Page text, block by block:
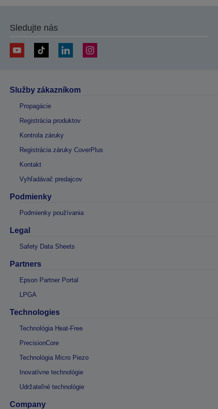
Sledujte nás
Služby zákazníkom
Propagácie
Registrácia produktov
Kontrola záruky
Registrácia záruky CoverPlus
Kontakt
Vyhľadávač predajcov
Podmienky
Podmienky používania
Legal
Safety Data Sheets
Partners
Epson Partner Portal
LPGA
Technologies
Technológia Heat-Free
PrecisionCore
Technológia Micro Piezo
Inovatívne technológie
Udržateľné technológie
Company